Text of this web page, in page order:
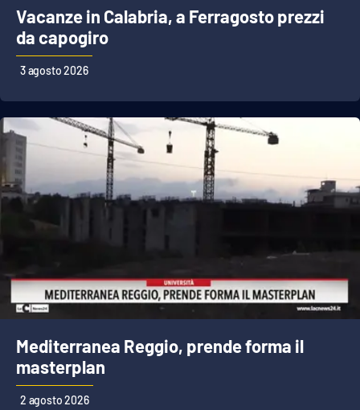
Vacanze in Calabria, a Ferragosto prezzi
da capogiro
3 agosto 2026
Mediterranea Reggio, prende forma il
masterplan
2 agosto 2026